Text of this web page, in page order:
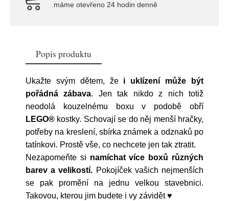
máme otevřeno 24 hodin denně
Popis produktu
Ukažte svým dětem, že i uklízení může být
pořádná zábava. Jen tak nikdo z nich totiž
neodolá kouzelnému boxu v podobě obří
LEGO® kostky. Schovají se do něj menší hračky,
potřeby na kreslení, sbírka známek a odznaků po
tatínkovi. Prostě vše, co nechcete jen tak ztratit.
Nezapomeňte si namíchat více boxů různých
barev a velikostí. Pokojíček vašich nejmenších
se pak promění na jednu velkou stavebnici.
Takovou, kterou jim budete i vy závidět ♥